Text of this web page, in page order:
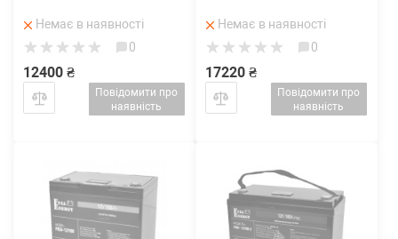
Немає в наявності
0
12400 ₴
Повідомити про
наявність
Немає в наявності
0
17220 ₴
Повідомити про
наявність